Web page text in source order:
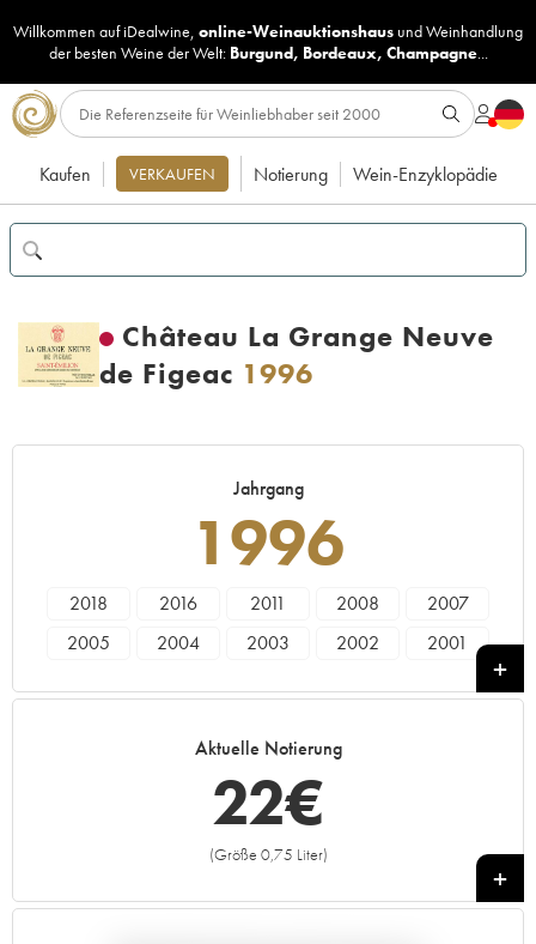
Willkommen auf iDealwine, online-Weinauktionshaus undWeinhandlung
der besten Weine der Welt: Burgund, Bordeaux, Champagne...
Kaufen VERKAUFEN Notierung Wein-Enzyklopädie
Château La Grange Neuve
de Figeac 1996
Jahrgang
1996
2018 2016 2011 2008
2007
2005
2004 2003 2002
2001
1985
Aktuelle Notierung
22€
(Größe 0,75 Liter)
+